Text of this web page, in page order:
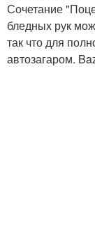
Сочетание
бледных рук
так что для
автозагаром.